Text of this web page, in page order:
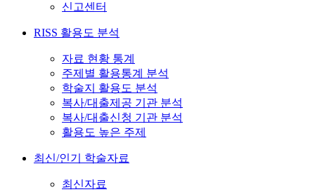
신고센터
RISS 활용도 분석
자료 현황 통계
주제별 활용통계 분석
학술지 활용도 분석
복사/대출제공 기관 분석
복사/대출신청 기관 분석
활용도 높은 주제
최신/인기 학술자료
최신자료